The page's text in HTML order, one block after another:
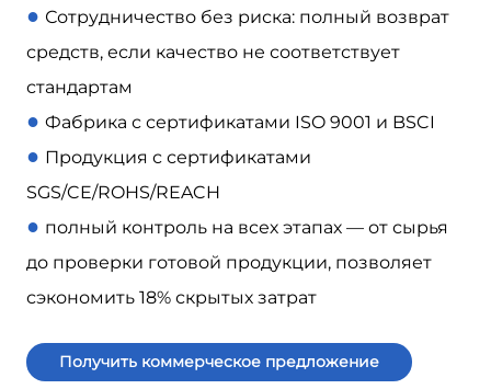
● Сотрудничество без риска: полный возврат
средств, если качество не соответствует
стандартам
● Фабрика с сертификатами ISO 9001 и BSCI
● Продукция с сертификатами
SGS/CE/ROHS/REACH
● полный контроль на всех этапах — от сырья
до проверки готовой продукции, позволяет
сэкономить 18% скрытых затрат
Получить коммерческое предложение